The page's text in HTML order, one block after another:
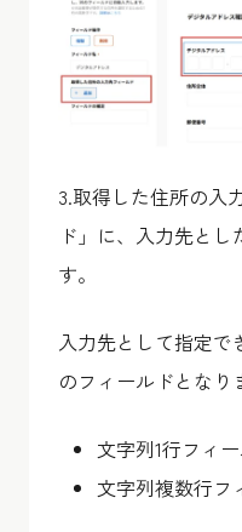
3.取得した住所の入
ド」に、入力先と
す。
入力先として指定で
のフィールドとなり
文字列1行フィ
文字列複数行フ